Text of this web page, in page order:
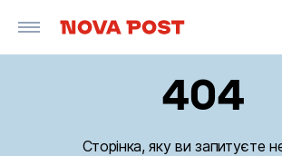
404
Сторінка, яку ви запитуєте